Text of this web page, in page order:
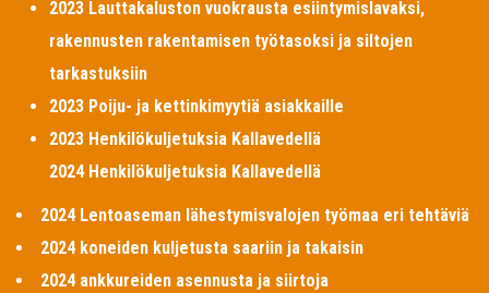
2023 Lauttakaluston vuokrausta esiintymislavaksi,
rakennusten rakentamisen työtasoksi ja siltojen
tarkastuksiin
2023 Poiju- ja kettinkimyytiä asiakkaille
2023 Henkilökuljetuksia Kallavedellä
2024 Henkilökuljetuksia Kallavedellä
2024 Lentoaseman lähestymisvalojen työmaa eri tehtäviä
2024 koneiden kuljetusta saariin ja takaisin
2024 ankkureiden asennusta ja siirtoja